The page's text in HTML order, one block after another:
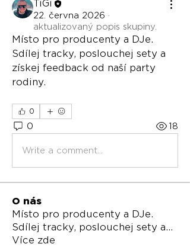
TiGi
22. června 2026 ·
aktualizovaný popis skupiny.
Místo pro producenty a DJe.
Sdílej tracky, poslouchej sety a
získej feedback od naší party
rodiny.
0
0 18
Write a comment...
O nás
Místo pro producenty a DJe.
Sdílej tracky, poslouchej sety a...
Více zde